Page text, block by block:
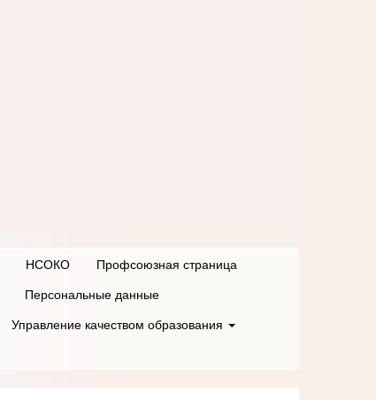
НСОКО
Профсоюзная страница
Персональные данные
Управление качеством образования